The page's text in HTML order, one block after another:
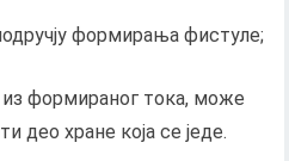
формирања фистуле;
формираног тока, може
део хране која се једе.